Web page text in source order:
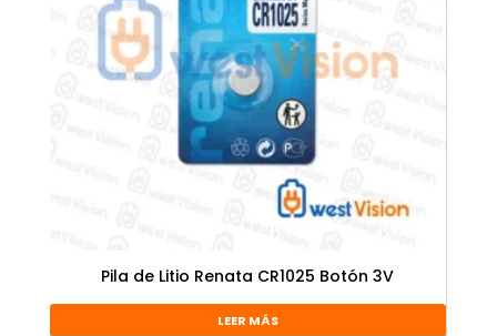
Pila de Litio Renata CR1025 Botón 3V
LEER MÁS